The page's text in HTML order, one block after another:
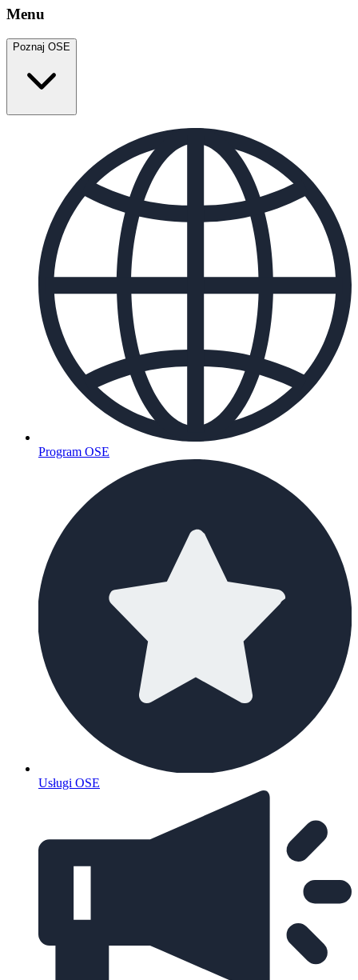
Menu
Poznaj OSE
Program OSE
Usługi OSE